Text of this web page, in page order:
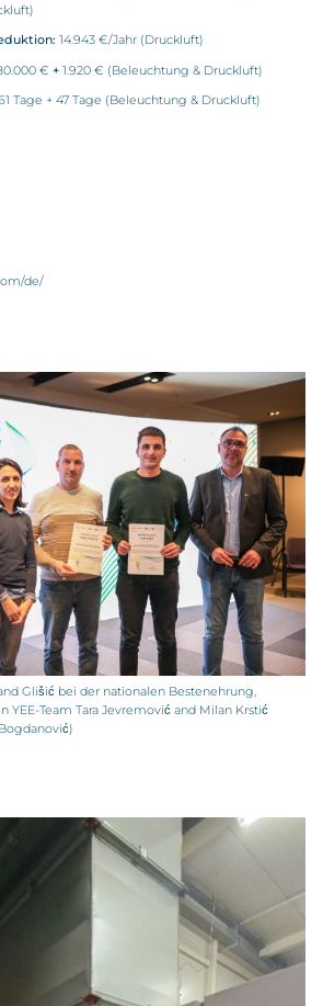
14.943 €/Jahr (Druckluft)
€ + 1.920 € (Beleuchtung & Druckluft)
Tage + 47 Tage (Beleuchtung & Druckluft)
de/
Glišić bei der nationalen Bestenehrung,
YEE-Team Tara Jevremović and Milan Krstić